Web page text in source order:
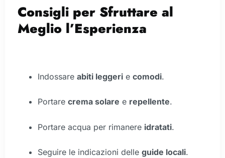
Consigli per Sfruttare al
Meglio l’Esperienza
Indossare abiti leggeri e comodi.
Portare crema solare e repellente.
Portare acqua per rimanere idratati.
Seguire le indicazioni delle guide locali.